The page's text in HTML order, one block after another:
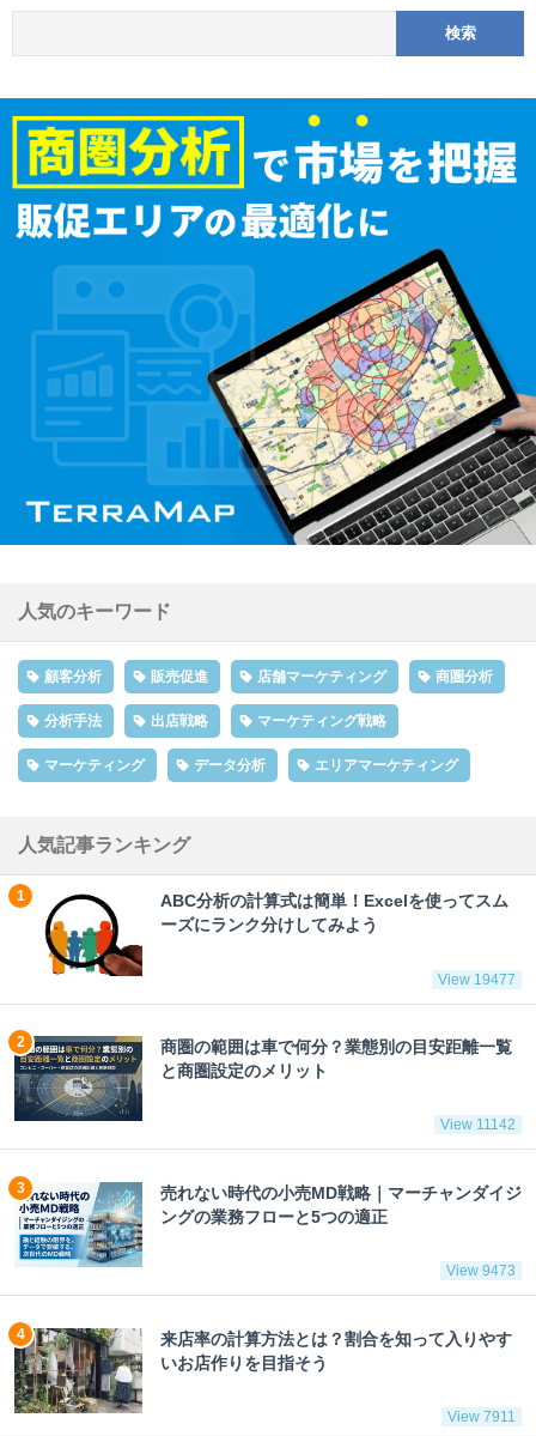
人気のキーワード
顧客分析 販売促進 店舗マーケティング 商圏分析
分析手法 出店戦略 マーケティング戦略
マーケティング データ分析 エリアマーケティング
人気記事ランキング
ABC分析の計算式は簡単！Excelを使ってスム
ーズにランク分けしてみよう
View 19477
商圏の範囲は車で何分？業態別の目安距離一覧
と商圏設定のメリット
View 11142
売れない時代の小売MD戦略｜マーチャンダイジ
ングの業務フローと5つの適正
View 9473
来店率の計算方法とは？割合を知って入りやす
いお店作りを目指そう
View 7911